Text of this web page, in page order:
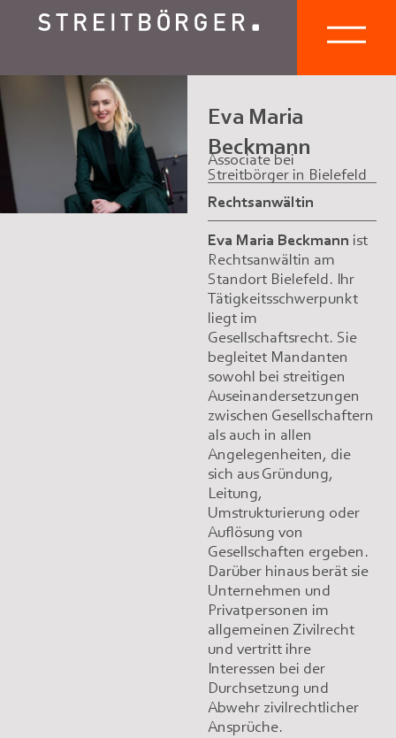
Eva Maria
Beckmann
Associate bei
Streitbörger in Bielefeld
Rechtsanwältin
Eva Maria Beckmann ist
Rechtsanwältin am
Standort Bielefeld. Ihr
Tätigkeitsschwerpunkt
liegt im
Gesellschaftsrecht. Sie
begleitet Mandanten
sowohl bei streitigen
Auseinandersetzungen
zwischen Gesellschaftern
als auch in allen
Angelegenheiten, die
sich aus Gründung,
Leitung,
Umstrukturierung oder
Auflösung von
Gesellschaften ergeben.
Darüber hinaus berät sie
Unternehmen und
Privatpersonen im
allgemeinen Zivilrecht
und vertritt ihre
Interessen bei der
Durchsetzung und
Abwehr zivilrechtlicher
Ansprüche.